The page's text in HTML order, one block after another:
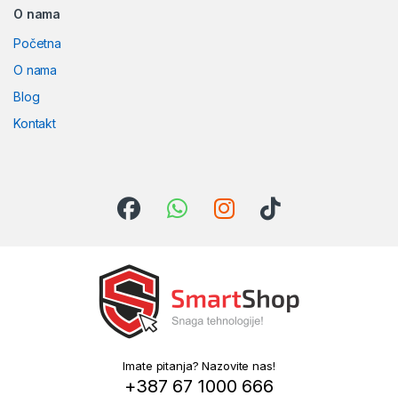
O nama
Početna
O nama
Blog
Kontakt
Imate pitanja? Nazovite nas!
+387 67 1000 666